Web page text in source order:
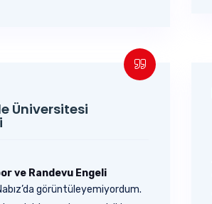
Üniversitesi
ve Randevu Engeli
görüntüleyemiyordum.